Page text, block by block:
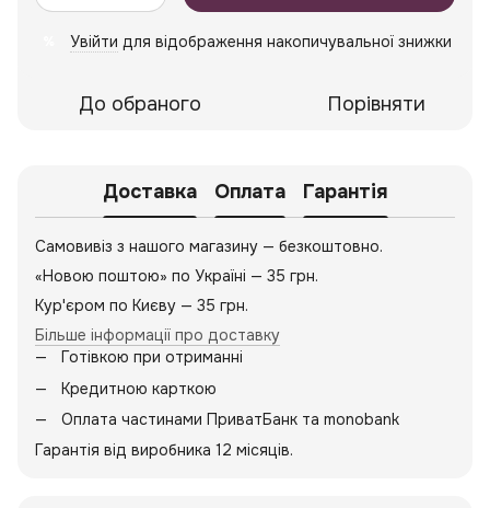
Увійти для відображення накопичувальної знижки
До обраного Порівняти
Доставка Оплата Гарантія
Самовивіз з нашого магазину — безкоштовно.
«Новою поштою» по Україні — 35 грн.
Кур'єром по Києву — 35 грн.
Більше інформації про доставку
Готівкою при отриманні
Кредитною карткою
Оплата частинами ПриватБанк та monobank
Гарантія від виробника 12 місяців.